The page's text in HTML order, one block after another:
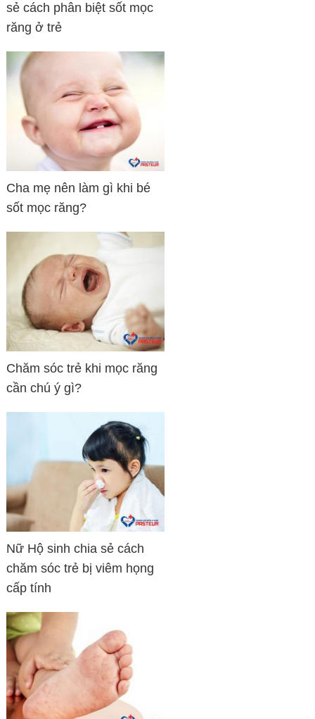
sẻ cách phân biệt sốt mọc
răng ở trẻ
Cha mẹ nên làm gì khi bé
sốt mọc răng?
Chăm sóc trẻ khi mọc răng
cần chú ý gì?
Nữ Hộ sinh chia sẻ cách
chăm sóc trẻ bị viêm họng
cấp tính